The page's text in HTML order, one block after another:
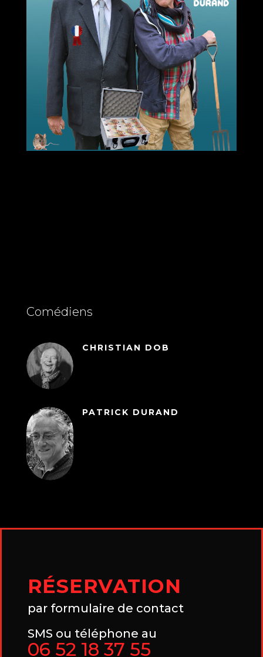
Comédiens
CHRISTIAN DOB
PATRICK DURAND
RÉSERVATION
par formulaire de contact
SMS ou téléphone au
06 52 18 37 55